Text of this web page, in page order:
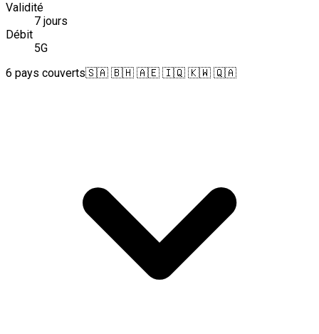
Validité
7 jours
Débit
5G
6 pays couverts🇸🇦 🇧🇭 🇦🇪 🇮🇶 🇰🇼 🇶🇦